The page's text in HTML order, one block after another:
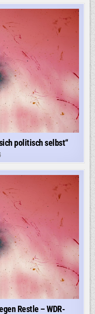
politisch selbst“
Restle – WDR-